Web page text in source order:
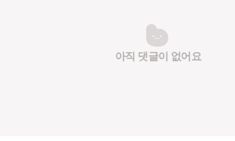
아직 댓글이 없어요